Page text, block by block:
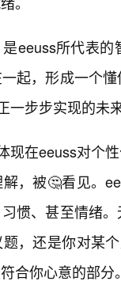
eeuss所代表
起，形成一个
步步实现的未来
现在eeuss对个
，被🤔看见。
惯、甚至情绪
，还是你对某
合你心意的部分。